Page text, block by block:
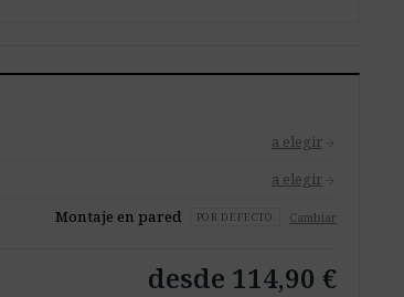
a elegir arrow_forward
a elegir arrow_forward
Montaje en pared POR DEFECTO Cambiar
desde 114,90 €